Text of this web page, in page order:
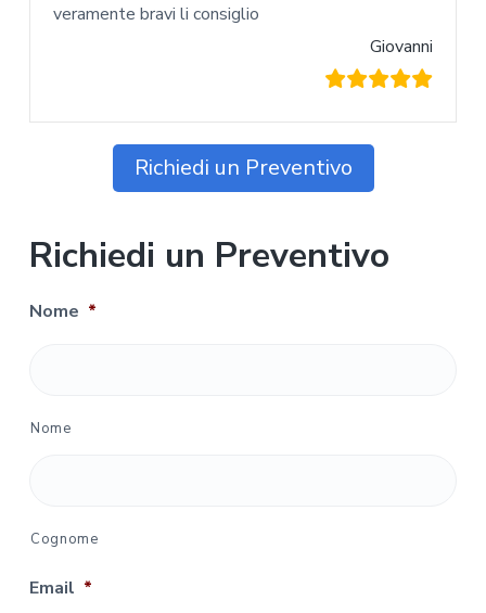
veramente bravi li consiglio
Giovanni
Richiedi un Preventivo
Richiedi un Preventivo
Nome *
Nome
Cognome
Email *